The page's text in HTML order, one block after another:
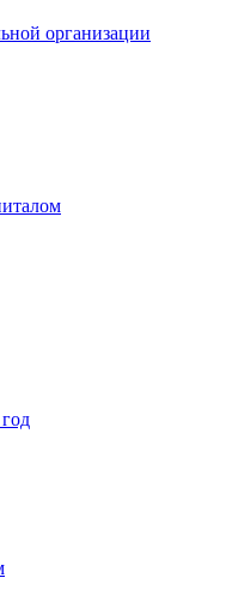
организации